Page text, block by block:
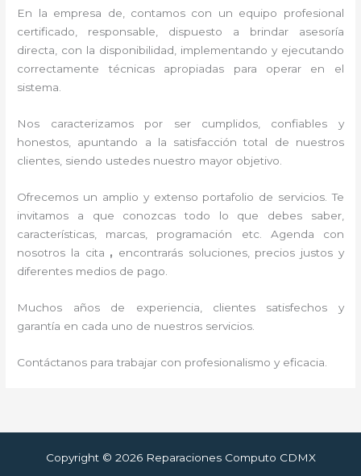
En la empresa de , contamos con un equipo profesional
certificado, responsable, dispuesto a brindar asesoría
directa, con la disponibilidad, implementando y ejecutando
correctamente técnicas apropiadas para operar en el
sistema.
Nos caracterizamos por ser cumplidos, confiables y
honestos, apuntando a la satisfacción total de nuestros
clientes, siendo ustedes nuestro mayor objetivo.
Ofrecemos un amplio y extenso portafolio de servicios. Te
invitamos a que conozcas todo lo que debes saber,
características, marcas, programación etc. Agenda con
nosotros la cita , encontrarás soluciones, precios justos y
diferentes medios de pago.
Muchos años de experiencia, clientes satisfechos y
garantía en cada uno de nuestros servicios.
Contáctanos para trabajar con profesionalismo y eficacia.
Copyright © 2026 Reparaciones Computo CDMX